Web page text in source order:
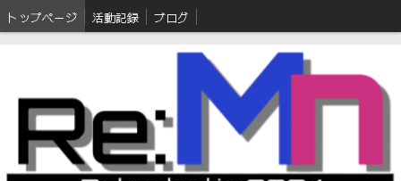
トップページ 活動記録 ブログ